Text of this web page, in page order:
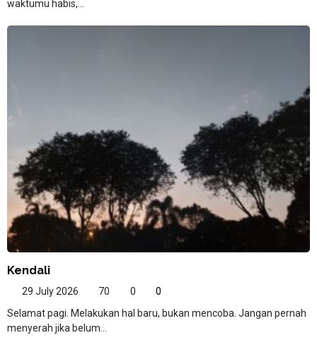
waktumu habis,...
Kendali
29 July 2026 70 0
0
Selamat pagi. Melakukan hal baru, bukan mencoba. Jangan pernah
menyerah jika belum...